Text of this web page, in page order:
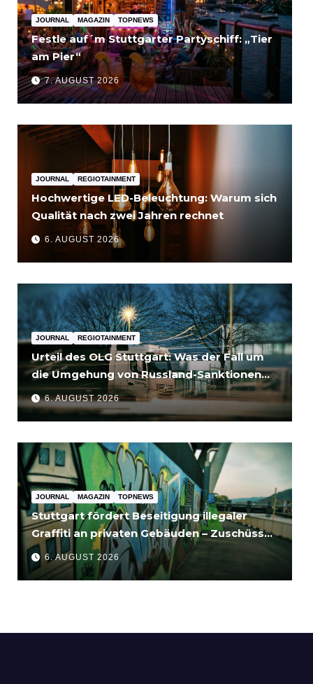
JOURNAL MAGAZIN TOPNEWS
Festle auf´m Stuttgarter Partyschiff: „Tier
am Pier“
7. AUGUST 2026
JOURNAL REGIOTAINMENT
Hochwertige LED-Beleuchtung: Warum sich
Qualität nach zwei Jahren rechnet
6. AUGUST 2026
JOURNAL REGIOTAINMENT
Urteil des OLG Stuttgart: Was der Fall um
die Umgehung von Russland-Sanktionen
für Unternehmen bedeutet
6. AUGUST 2026
JOURNAL MAGAZIN TOPNEWS
Stuttgart fördert Beseitigung illegaler
Graffiti an privaten Gebäuden – Zuschüsse
bis 3.500 Euro
6. AUGUST 2026